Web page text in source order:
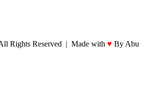
Rights Reserved | Made with ♥ By Abu